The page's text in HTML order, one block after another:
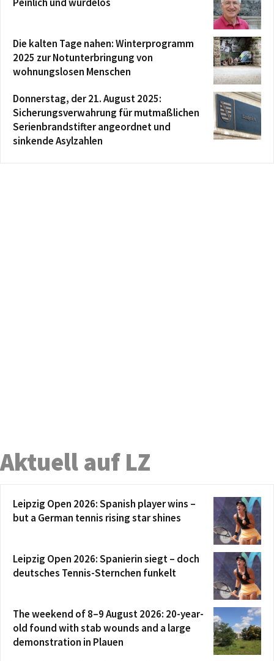
Die kalten Tage nahen: Winterprogramm
2025 zur Notunterbringung von
wohnungslosen Menschen
Donnerstag, der 21. August 2025:
Sicherungsverwahrung für mutmaßlichen
Serienbrandstifter angeordnet und
sinkende Asylzahlen
Aktuell auf LZ
Leipzig Open 2026: Spanish player wins –
but a German tennis rising star shines
Leipzig Open 2026: Spanierin siegt – doch
deutsches Tennis-Sternchen funkelt
The weekend of 8–9 August 2026: 20-year-
old found with stab wounds and a large
demonstration in Plauen